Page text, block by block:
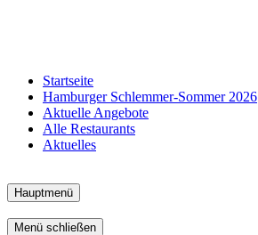
Startseite
Hamburger Schlemmer-Sommer 2026
Aktuelle Angebote
Alle Restaurants
Aktuelles
Hauptmenü
Menü schließen